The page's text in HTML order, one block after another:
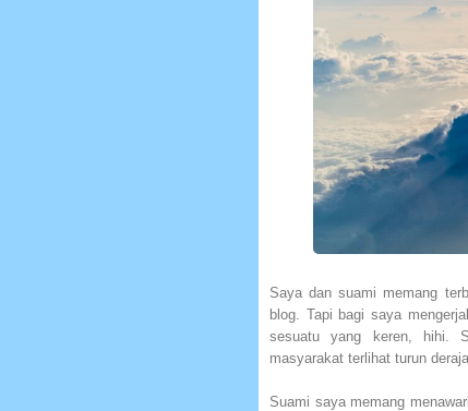
Saya dan suami memang
blog. Tapi bagi saya
sesuatu yang keren, hihi.
masyarakat terlihat turun
Suami saya memang